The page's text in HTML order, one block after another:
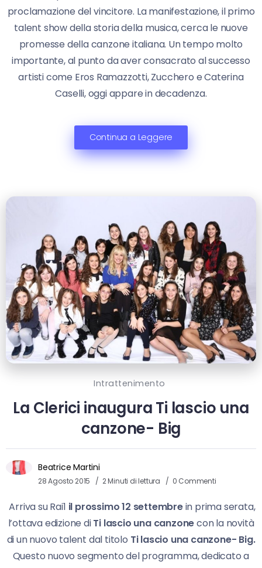
proclamazione del vincitore. La manifestazione, il primo
talent show della storia della musica, cerca le nuove
promesse della canzone italiana. Un tempo molto
importante, al punto da aver consacrato al successo
artisti come Eros Ramazzotti, Zucchero e Caterina
Caselli, oggi appare in decadenza.
Continua a Leggere
Intrattenimento
La Clerici inaugura Ti lascio una
canzone- Big
Beatrice Martini
28 Agosto 2015 2 Minuti di lettura 0 Commenti
Arriva su Rai1 il prossimo 12 settembrein prima serata,
l’ottava edizione diTi lascio una canzonecon la novità
di un nuovo talent dal titolo Ti lascio una canzone- Big.
Questo nuovo segmento del programma, dedicato a